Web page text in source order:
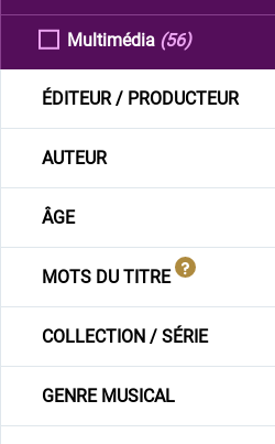
Multimédia (56)
ÉDITEUR / PRODUCTEUR
AUTEUR
ÂGE
MOTS DU TITRE
COLLECTION / SÉRIE
GENRE MUSICAL